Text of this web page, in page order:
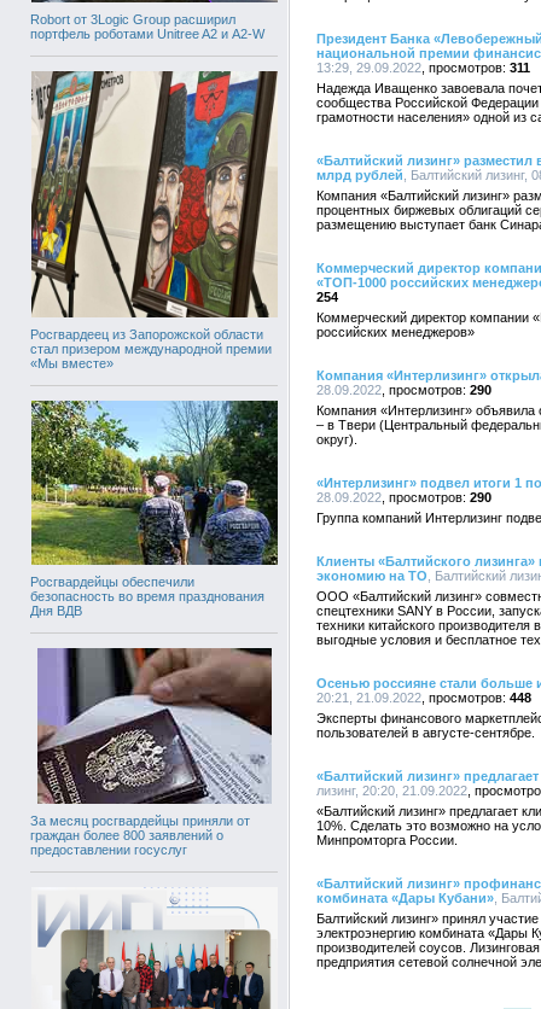
Robort от 3Logic Group расширил
портфель роботами Unitree A2 и A2-W
Росгвардеец из Запорожской области
стал призером международной премии
«Мы вместе»
Росгвардейцы обеспечили
безопасность во время празднования
Дня ВДВ
За месяц росгвардейцы приняли от
граждан более 800 заявлений о
предоставлении госуслуг
Президент Банка
национальной премии
13:29, 29.09.2022
311
Надежда Иващенко завоевала
сообщества Российской
грамотности населения» одной из
«Балтийский лизинг»
млрд рублей , Балтийский лизинг,
Компания «Балтийский лизинг»
процентных биржевых облигаций
размещению выступает банк
Коммерческий директор
«ТОП-1000 российских
254
Коммерческий директор компании
российских менеджеров»
Компания «Интерлизинг»
28.09.2022
290
Компания «Интерлизинг» объявила
– в Твери (Центральный
округ).
«Интерлизинг» подвел итоги 1
28.09.2022
290
Группа компаний Интерлизинг
Клиенты «Балтийского
экономию на ТО , Балтийский
ООО «Балтийский лизинг»
спецтехники SANY в России,
техники китайского производителя
выгодные условия и бесплатное
Осенью россияне стали больше
20:21, 21.09.2022
448
Эксперты финансового
пользователей в августе-сентябре.
«Балтийский лизинг»
лизинг, 20:20, 21.09.2022
«Балтийский лизинг» предлагает
10%. Сделать это возможно на
Минпромторга России.
«Балтийский лизинг»
комбината «Дары Кубани» ,
Балтийский лизинг» принял
электроэнергию комбината «Дары
производителей соусов.
предприятия сетевой солнечной